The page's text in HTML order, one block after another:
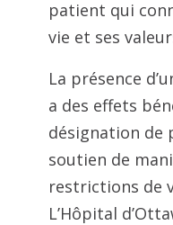
patient qui
vie et ses
La présence
a des effets
désignation de
soutien de
restrictions de
L’Hôpital